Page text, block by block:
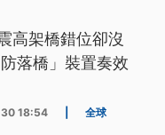
高架橋錯位卻沒
落橋」裝置奏效
18:54 全球